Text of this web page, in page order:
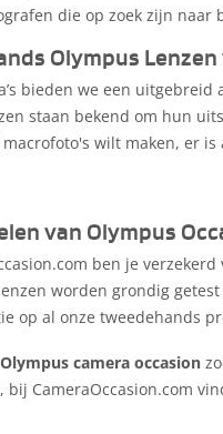
die op zoek zijn
Olympus
bieden we een uitgebreid
staan bekend om hun
wilt maken, er
van Olympus
ben je
worden grondig
op al onze tweedehands
Olympus camera occasion
bij CameraOccasion.com